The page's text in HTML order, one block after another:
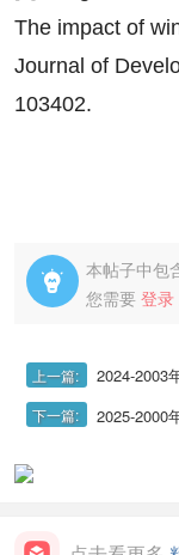
The impact of
Journal of
103402.

本帖子中包
您需要 登录
上一篇: 2024-2003年
下一篇: 2025-2000年